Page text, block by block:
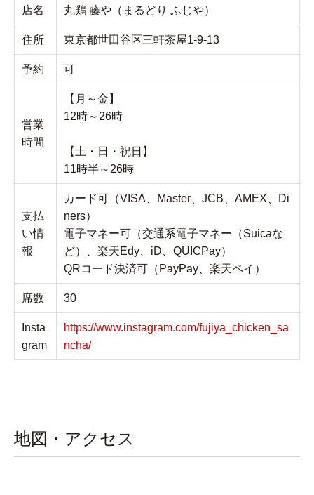
店名 丸鶏 藤や（まるどり ふじや）
住所 東京都世田谷区三軒茶屋1-9-13
予約 可
営業
時間
【月～金】
12時～26時
【土・日・祝日】
11時半～26時
支払
い情
報
カード可（VISA、Master、JCB、AMEX、Di
ners）
電子マネー可（交通系電子マネー（Suicaな
ど）、楽天Edy、iD、QUICPay）
QRコード決済可（PayPay、楽天ペイ）
席数 30
Insta
gram
https://www.instagram.com/fujiya_chicken_sa
ncha/
地図・アクセス